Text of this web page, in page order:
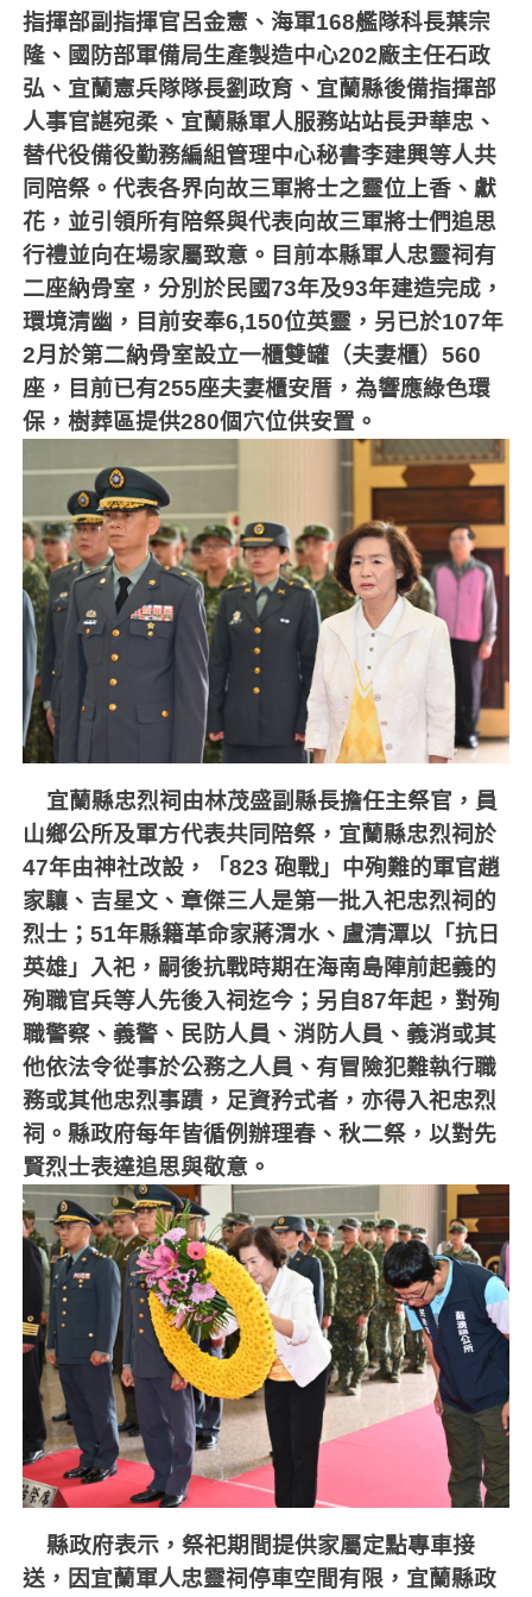
指揮部副指揮官呂金憲、海軍168艦隊科長葉宗
隆、國防部軍備局生產製造中心202廠主任石政
弘、宜蘭憲兵隊隊長劉政育、宜蘭縣後備指揮部
人事官諶宛柔、宜蘭縣軍人服務站站長尹華忠、
替代役備役勤務編組管理中心秘書李建興等人共
同陪祭。代表各界向故三軍將士之靈位上香、獻
花，並引領所有陪祭與代表向故三軍將士們追思
行禮並向在場家屬致意。目前本縣軍人忠靈祠有
二座納骨室，分別於民國73年及93年建造完成，
環境清幽，目前安奉6,150位英靈，另已於107年
2月於第二納骨室設立一櫃雙罐（夫妻櫃）560
座，目前已有255座夫妻櫃安厝，為響應綠色環
保，樹葬區提供280個穴位供安置。
宜蘭縣忠烈祠由林茂盛副縣長擔任主祭官，員
山鄉公所及軍方代表共同陪祭，宜蘭縣忠烈祠於
47年由神社改設，「823砲戰」中殉難的軍官趙
家驤、吉星文、章傑三人是第一批入祀忠烈祠的
烈士；51年縣籍革命家蔣渭水、盧清潭以「抗日
英雄」入祀，嗣後抗戰時期在海南島陣前起義的
殉職官兵等人先後入祠迄今；另自87年起，對殉
職警察、義警、民防人員、消防人員、義消或其
他依法令從事於公務之人員、有冒險犯難執行職
務或其他忠烈事蹟，足資矜式者，亦得入祀忠烈
祠。縣政府每年皆循例辦理春、秋二祭，以對先
賢烈士表達追思與敬意。
縣政府表示，祭祀期間提供家屬定點專車接
送，因宜蘭軍人忠靈祠停車空間有限，宜蘭縣政